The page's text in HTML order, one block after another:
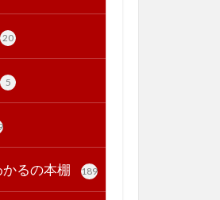
20
5
るの本棚 189